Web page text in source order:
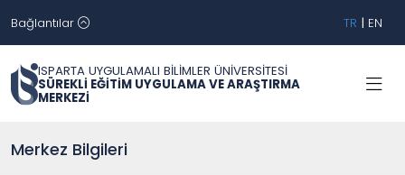
Bağlantılar TR | EN
ISPARTA UYGULAMALI BİLİMLER ÜNİVERSİTESİ
SÜREKLİ EĞİTİM UYGULAMA VE ARAŞTIRMA
MERKEZİ
Merkez Bilgileri